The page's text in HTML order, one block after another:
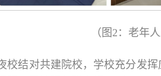
（图2：老年
校结对共建院校，学校充分发